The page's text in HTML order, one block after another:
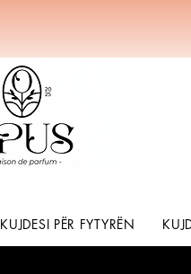
KUJDESI PËR FYTYRËN